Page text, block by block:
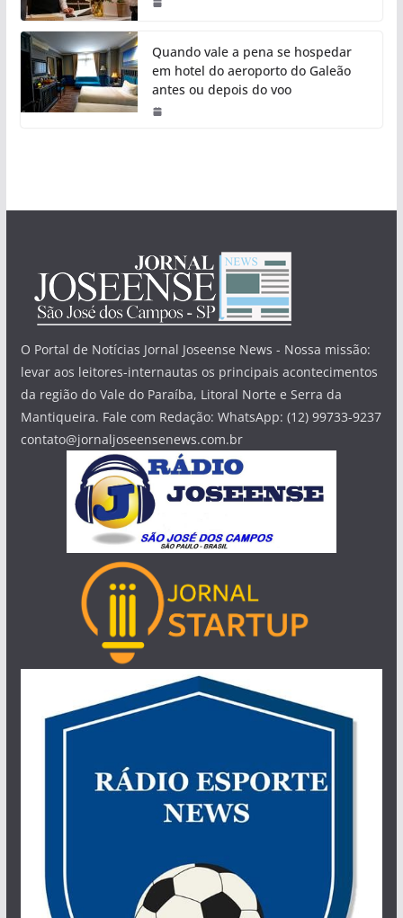
Quando vale a pena se hospedar
em hotel do aeroporto do Galeão
antes ou depois do voo
O Portal de Notícias Jornal Joseense News - Nossa missão:
levar aos leitores-internautas os principais acontecimentos
da região do Vale do Paraíba, Litoral Norte e Serra da
Mantiqueira. Fale com Redação: WhatsApp: (12) 99733-9237
contato@jornaljoseensenews.com.br